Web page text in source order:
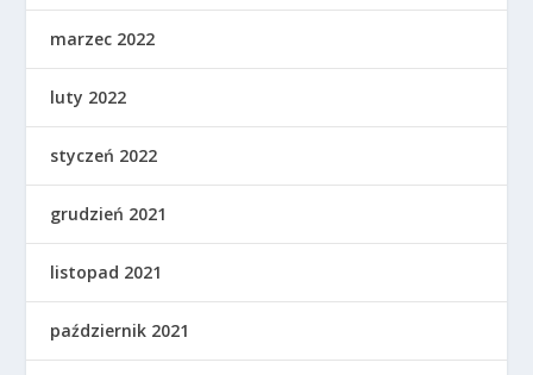
marzec 2022
luty 2022
styczeń 2022
grudzień 2021
listopad 2021
październik 2021